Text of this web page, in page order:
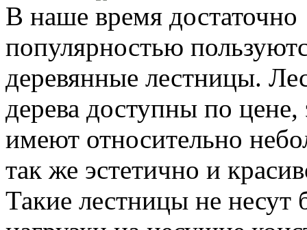
В наше время достаточно
популярностью
деревянные лестницы.
дерева доступны по
имеют относительно
так же эстетично и
Такие лестницы не несут